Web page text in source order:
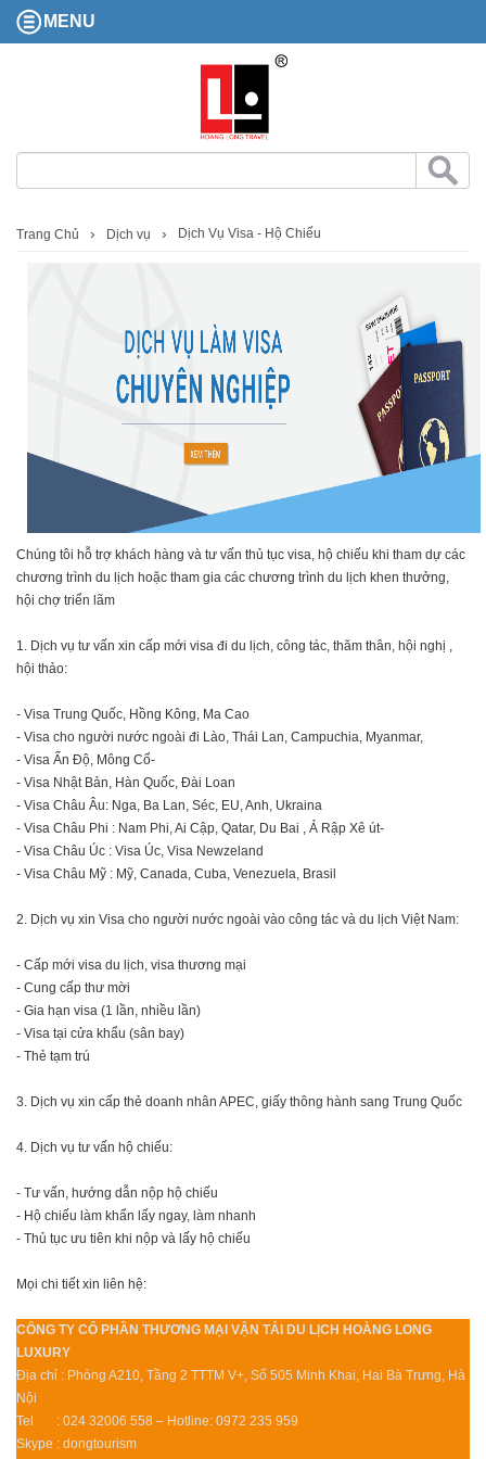
MENU
Trang Chủ Dịch vụ Dịch Vụ Visa - Hộ Chiếu
Chúng tôi hỗ trợ khách hàng và tư vấn thủ tục visa, hộ chiếu khi tham dự các
chương trình du lịch hoặc tham gia các chương trình du lịch khen thưởng,
hội chợ triển lãm
1. Dịch vụ tư vấn xin cấp mới visa đi du lịch, công tác, thăm thân, hội nghị ,
hội thảo:
- Visa Trung Quốc, Hồng Kông, Ma Cao
- Visa cho người nước ngoài đi Lào, Thái Lan, Campuchia, Myanmar,
- Visa Ấn Độ, Mông Cổ-
- Visa Nhật Bản, Hàn Quốc, Đài Loan
- Visa Châu Âu: Nga, Ba Lan, Séc, EU, Anh, Ukraina
- Visa Châu Phi : Nam Phi, Ai Cập, Qatar, Du Bai , Ả Rập Xê út-
- Visa Châu Úc : Visa Úc, Visa Newzeland
- Visa Châu Mỹ : Mỹ, Canada, Cuba, Venezuela, Brasil
2. Dịch vụ xin Visa cho người nước ngoài vào công tác và du lịch Việt Nam:
- Cấp mới visa du lịch, visa thương mại
- Cung cấp thư mời
- Gia hạn visa (1 lần, nhiều lần)
- Visa tại cửa khẩu (sân bay)
- Thẻ tạm trú
3. Dịch vụ xin cấp thẻ doanh nhân APEC, giấy thông hành sang Trung Quốc
4. Dịch vụ tư vấn hộ chiếu:
- Tư vấn, hướng dẫn nộp hộ chiếu
- Hộ chiếu làm khẩn lấy ngay, làm nhanh
- Thủ tục ưu tiên khi nộp và lấy hộ chiếu
Mọi chi tiết xin liên hệ:
CÔNG TY CỔ PHẦN THƯƠNG MẠI VẬN TẢI DU LỊCH HOÀNG LONG
LUXURY
Địa chỉ : Phòng A210, Tầng 2 TTTM V+, Số 505 Minh Khai, Hai Bà Trưng, Hà
Nội
Tel : 024 32006 558 – Hotline: 0972 235 959
Skype : dongtourism